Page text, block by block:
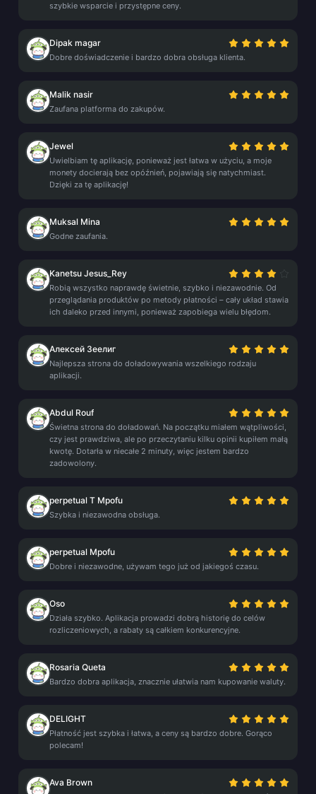
szybkie wsparcie i przystępne ceny.
Dipak magar
Dobre doświadczenie i bardzo dobra obsługa klienta.
Malik nasir
Zaufana platforma do zakupów.
Jewel
Uwielbiam tę aplikację, ponieważ jest łatwa w użyciu, a moje
monety docierają bez opóźnień, pojawiają się natychmiast.
Dzięki za tę aplikację!
Muksal Mina
Godne zaufania.
Kanetsu Jesus_Rey
Robią wszystko naprawdę świetnie, szybko i niezawodnie. Od
przeglądania produktów po metody płatności – cały układ stawia
ich daleko przed innymi, ponieważ zapobiega wielu błędom.
Алексей Зеелиг
Najlepsza strona do doładowywania wszelkiego rodzaju
aplikacji.
Abdul Rouf
Świetna strona do doładowań. Na początku miałem wątpliwości,
czy jest prawdziwa, ale po przeczytaniu kilku opinii kupiłem małą
kwotę. Dotarła w niecałe 2 minuty, więc jestem bardzo
zadowolony.
perpetual T Mpofu
Szybka i niezawodna obsługa.
perpetual Mpofu
Dobre i niezawodne, używam tego już od jakiegoś czasu.
Oso
Działa szybko. Aplikacja prowadzi dobrą historię do celów
rozliczeniowych, a rabaty są całkiem konkurencyjne.
Rosaria Queta
Bardzo dobra aplikacja, znacznie ułatwia nam kupowanie waluty.
DELIGHT
Płatność jest szybka i łatwa, a ceny są bardzo dobre. Gorąco
polecam!
Ava Brown